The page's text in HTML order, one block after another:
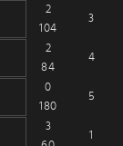
2
104
3
2
84
4
0
180
5
3
1